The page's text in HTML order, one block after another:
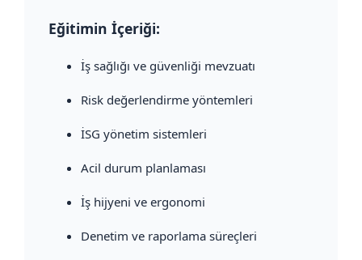
Eğitimin İçeriği:
İş sağlığı ve güvenliği mevzuatı
Risk değerlendirme yöntemleri
İSG yönetim sistemleri
Acil durum planlaması
İş hijyeni ve ergonomi
Denetim ve raporlama süreçleri